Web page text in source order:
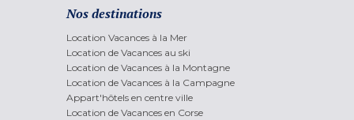
Nos destinations
Location Vacances à la Mer
Location de Vacances au ski
Location de Vacances à la Montagne
Location de Vacances à la Campagne
Appart'hôtels en centre ville
Location de Vacances en Corse